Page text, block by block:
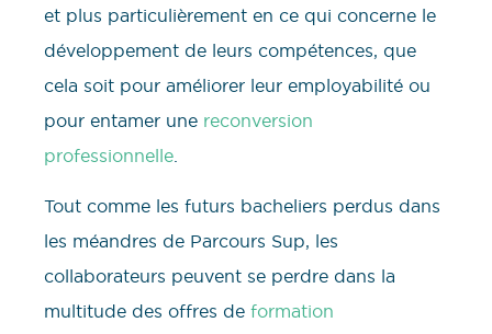
et plus particulièrement en ce qui concerne le
développement de leurs compétences, que
cela soit pour améliorer leur employabilité ou
pour entamer une reconversion
professionnelle
Tout comme les futurs bacheliers perdus dans
les méandres de Parcours Sup, les
collaborateurs peuvent se perdre dans la
multitude des offres de formation